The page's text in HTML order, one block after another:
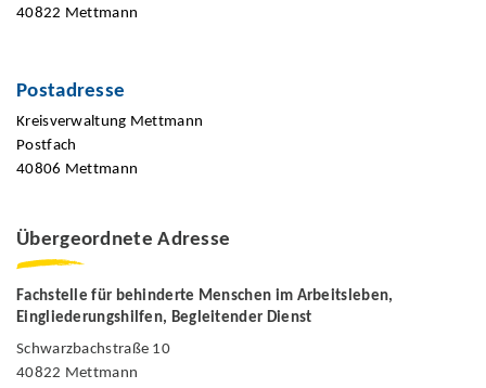
40822 Mettmann
Postadresse
Kreisverwaltung Mettmann
Postfach
40806 Mettmann
Übergeordnete Adresse
Fachstelle für behinderte Menschen im Arbeitsleben,
Eingliederungshilfen, Begleitender Dienst
Schwarzbachstraße 10
40822 Mettmann